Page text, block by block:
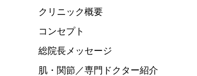
クリニック概要
コンセプト
総院長メッセージ
肌・関節／専門ドクター紹介